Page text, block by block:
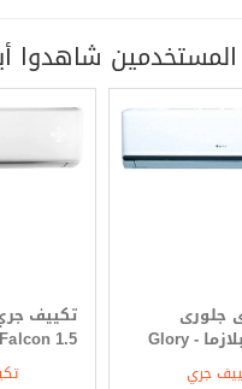
المستخدمين شاهدوا
جلورى
تروبيكال بلازما - Glory
Tropical 2.25 حصان بارد
جري
تكييف